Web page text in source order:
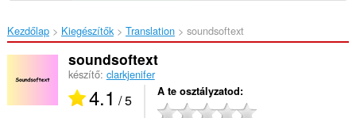
Kezdőlap Kiegészítők Translation soundsoftext‎
soundsoftext
készítő: clarkjenifer
4.1 / 5 A te osztályzatod